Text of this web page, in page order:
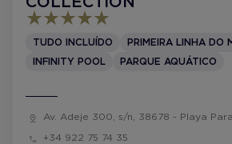
TUDO INCLUÍDO
PRIMEIRA LINHA DO
INFINITY POOL
PARQUE AQUÁTICO
Av. Adeje 300, s/n, 38678 - Playa
+34 922 75 74 35